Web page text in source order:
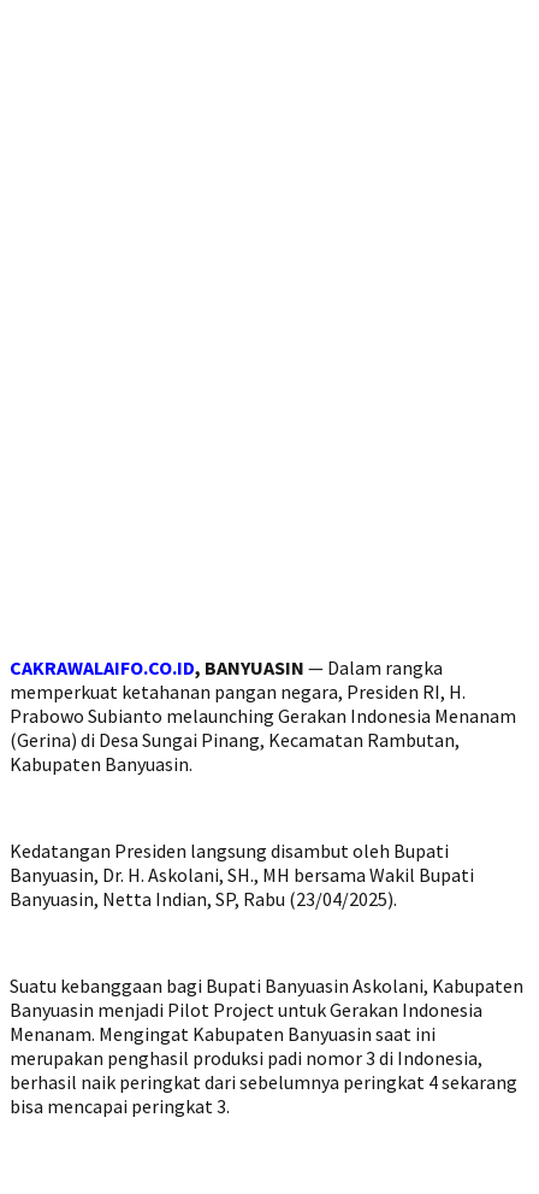
CAKRAWALAIFO.CO.ID, BANYUASIN — Dalam rangka
memperkuat ketahanan pangan negara, Presiden RI, H.
Prabowo Subianto melaunching Gerakan Indonesia Menanam
(Gerina) di Desa Sungai Pinang, Kecamatan Rambutan,
Kabupaten Banyuasin.
Kedatangan Presiden langsung disambut oleh Bupati
Banyuasin, Dr. H. Askolani, SH., MH bersama Wakil Bupati
Banyuasin, Netta Indian, SP, Rabu (23/04/2025).
Suatu kebanggaan bagi Bupati Banyuasin Askolani, Kabupaten
Banyuasin menjadi Pilot Project untuk Gerakan Indonesia
Menanam. Mengingat Kabupaten Banyuasin saat ini
merupakan penghasil produksi padi nomor 3 di Indonesia,
berhasil naik peringkat dari sebelumnya peringkat 4 sekarang
bisa mencapai peringkat 3.